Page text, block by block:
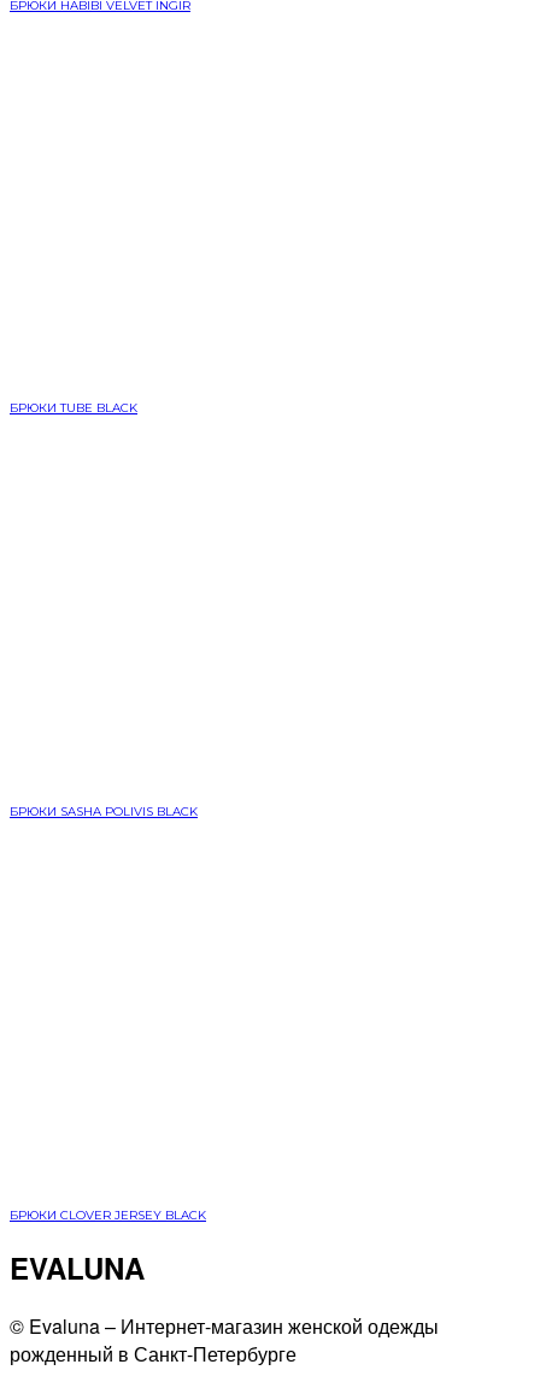
БРЮКИ HABIBI VELVET INGIR
БРЮКИ TUBE BLACK
БРЮКИ SASHA POLIVIS BLACK
БРЮКИ CLOVER JERSEY BLACK
EVALUNA
©️ Evaluna – Интернет-магазин женской одежды
рожденный в Санкт-Петербурге